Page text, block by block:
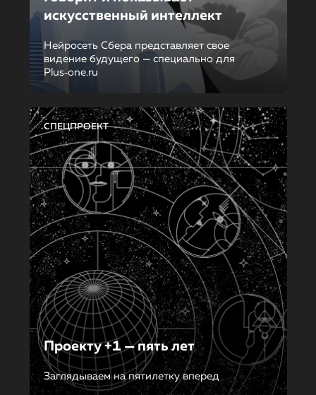
искусственный интеллект
Нейросеть Сбера представляет свое
видение будущего — специально для
Plus‑one.ru
СПЕЦПРОЕКТ
Проекту +1 — пять лет
Заглядываем на пятилетку вперед